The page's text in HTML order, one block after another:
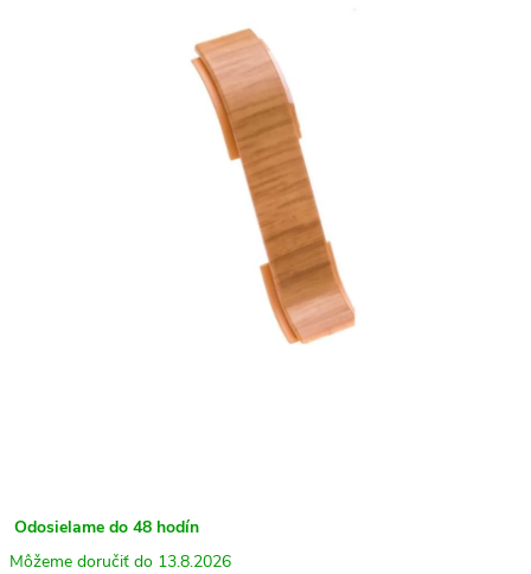
Odosielame do 48 hodín
13.8.2026